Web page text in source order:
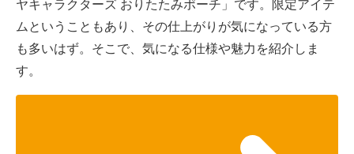
ヤキャラクターズ おりたたみポーチ」です。限定アイテ
ムということもあり、その仕上がりが気になっている方
も多いはず。そこで、気になる仕様や魅力を紹介しま
す。